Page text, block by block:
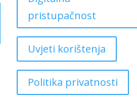
pristupačnost
Uvjeti korištenja
Politika privatnosti